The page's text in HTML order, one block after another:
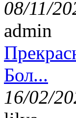
08/11/
admin
Бол...
16/02/